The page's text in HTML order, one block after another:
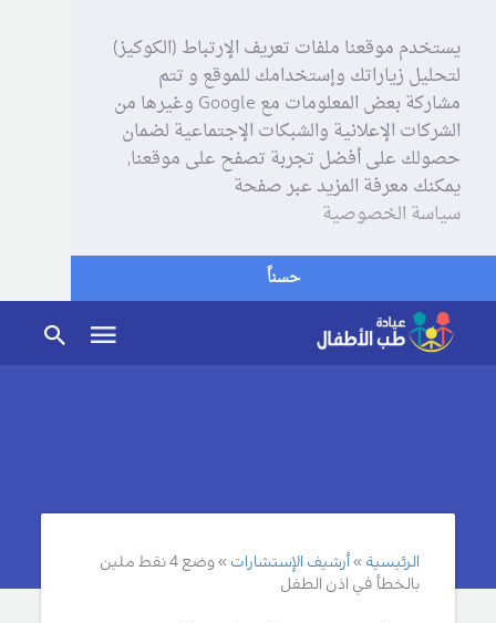
يستخدم موقعنا ملفات تعريف الإرتباط (الكوكيز)
لتحليل زياراتك وإستخدامك للموقع و تتم
مشاركة بعض المعلومات مع Google وغيرها من
الشركات الإعلانية والشبكات الإجتماعية لضمان
حصولك على أفضل تجربة تصفح على موقعنا,
يمكنك معرفة المزيد عبر صفحة
سياسة الخصوصية
حسناً
الرئيسية أرشيف الإستشارات
وضع 4 نقط ملين
بالخطأ في اذن الطفل